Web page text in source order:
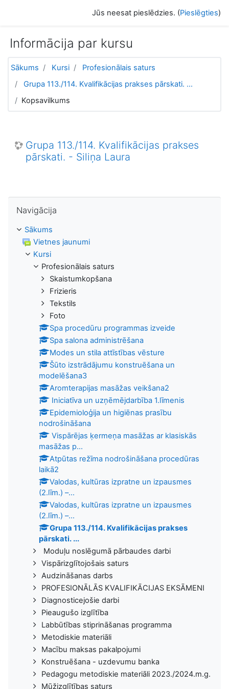
Jūs neesat pieslēdzies. (Pieslēgties)
Informācija par kursu
Sākums Kursi
Profesionālais saturs
Grupa 113./114. Kvalifikācijas prakses pārskati. ...
Kopsavilkums
Grupa 113./114. Kvalifikācijas prakses
pārskati. - Siliņa Laura
Navigācija
Sākums
Vietnes jaunumi
Kursi
Profesionālais saturs
Skaistumkopšana
Frizieris
Tekstils
Foto
Spa procedūru programmas izveide
Spa salona administrēšana
Modes un stila attīstības vēsture
Šūto izstrādājumu konstruēšana un
modelēšana3
Aromterapijas masāžas veikšana2
Iniciatīva un uzņēmējdarbība 1.līmenis
Epidemioloģija un higiēnas prasību
nodrošināšana
Vispārējas ķermeņa masāžas ar klasiskās
masāžas p...
Atpūtas režīma nodrošināšana procedūras
laikā2
Valodas, kultūras izpratne un izpausmes
(2.līm.) –...
Valodas, kultūras izpratne un izpausmes
(2.līm.) –...
Grupa 113./114. Kvalifikācijas prakses
pārskati. ...
Moduļu noslēgumā pārbaudes darbi
Vispārizglītojošais saturs
Audzināšanas darbs
PROFESIONĀLĀS KVALIFIKĀCIJAS EKSĀMENI
Diagnosticejošie darbi
Pieaugušo izglītība
Labbūtības stiprināšanas programma
Metodiskie materiāli
Macību maksas pakalpojumi
Konstruēšana - uzdevumu banka
Pedagogu metodiskie materiāli 2023./2024.m.g.
Mūžizglītības saturs